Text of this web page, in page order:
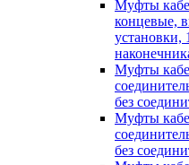
Муфты
концевые,
Муфты
без
Муфты
без